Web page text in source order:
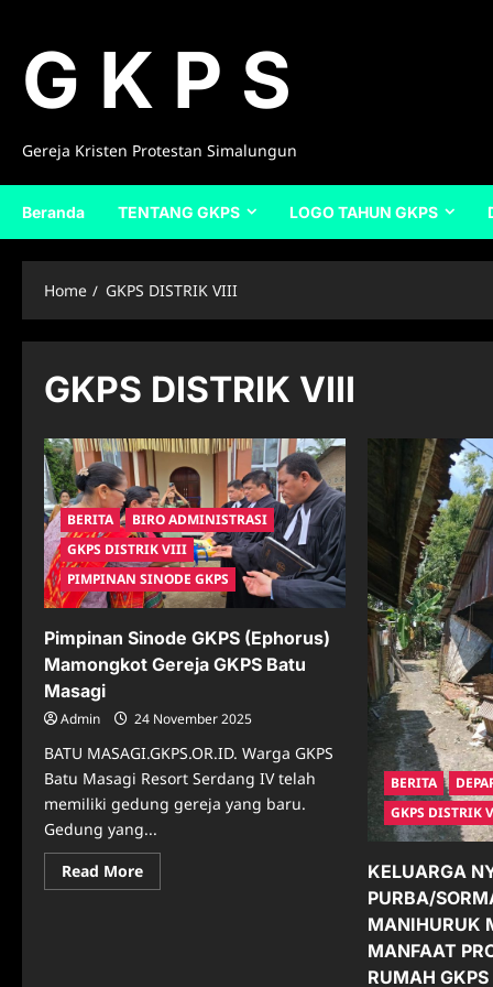
contentG K P S
Gereja Kristen Protestan Simalungun
Beranda TENTANG GKPS LOGO TAHUN GKPS
Home GKPS DISTRIK VIII
GKPS DISTRIK VIII
BERITA
BIRO ADMINISTRASI
GKPS DISTRIK VIII
PIMPINAN SINODE GKPS
Pimpinan Sinode GKPS (Ephorus)
Mamongkot Gereja GKPS Batu
Masagi
Admin 24 November 2025
BATU MASAGI.GKPS.OR.ID. Warga GKPS
Batu Masagi Resort Serdang IV telah
memiliki gedung gereja yang baru.
Gedung yang...
Read MoreRead
more
BERITA
GKPS DISTRIK
KELUARGA
PURBA/
MANIHURUK
MANFAAT
RUMAH GKPS